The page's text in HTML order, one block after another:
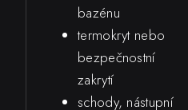
bazénu
termokryt nebo
bezpečnostní
zakrytí
schody, nástupní